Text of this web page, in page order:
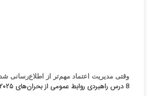
وقتی مدیریت اعتماد مهم‌تر از اطلاع‌رسانی
8 درس راهبردی روابط عمومی از بحران‌های ۲۰۲۵